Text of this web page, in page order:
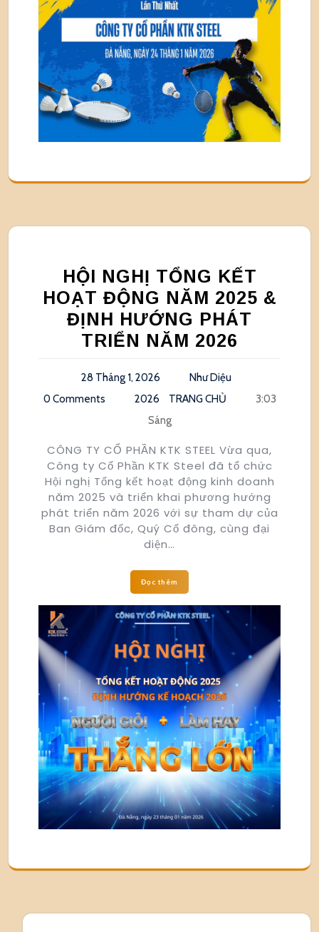
HỘI NGHỊ TỔNG KẾT
HOẠT ĐỘNG NĂM 2025 &
ĐỊNH HƯỚNG PHÁT
TRIỂN NĂM 2026
28 Tháng 1, 2026
Như Diệu
0 Comments
2026 TRANG CHỦ
3:03
Sáng
CÔNG TY CỔ PHẦN KTK STEEL Vừa qua,
Công ty Cổ Phần KTK Steel đã tổ chức
Hội nghị Tổng kết hoạt động kinh doanh
năm 2025 và triển khai phương hướng
phát triển năm 2026 với sự tham dự của
Ban Giám đốc, Quý Cổ đông, cùng đại
diện…
Đọc thêm